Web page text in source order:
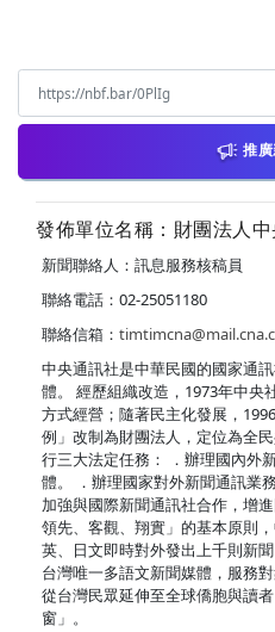
推
發佈單位名稱：財團法人
新聞聯絡人：訊息服務核稿員
聯絡電話：02-25051180
聯絡信箱：
中央通訊社是中華民國的國家通
體。 經歷組織改造，1973年中央
方式經營；隨著民主化發展，
例」改制為財團法人，定位為全
行三大法定任務： ．辦理國內外
體。 ．辦理國家對外新聞通訊業
加強與國際新聞通訊社合作，增
領先、客觀、翔實」的基本原則
英、日文即時對外發出上千則新
台灣唯一多語文新聞媒體，服務
從台灣民眾延伸至全球僑胞與讀
窗」。